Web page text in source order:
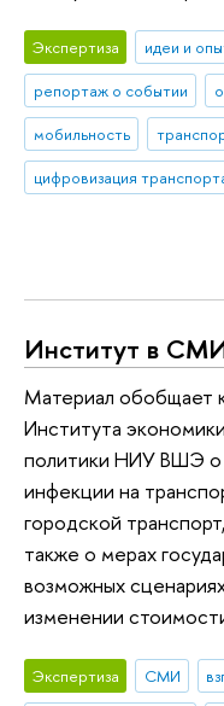
Экспертиза идеи и
репортаж о событии
мобильность
цифровизация
Институт в
Материал обобщает
Института
политики НИУ ВШЭ о
инфекции на
городской
также о мерах
возможных
изменении
Экспертиза СМИ